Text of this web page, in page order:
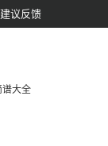
建议反馈
谱大全